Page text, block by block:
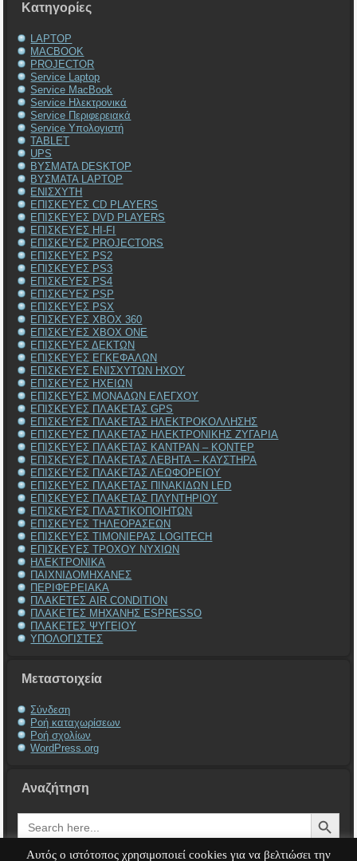
Kατηγορίες
LAPTOP
MACBOOK
PROJECTOR
Service Laptop
Service MacBook
Service Ηλεκτρονικά
Service Περιφερειακά
Service Υπολογιστή
TABLET
UPS
ΒΥΣΜΑΤΑ DESKTOP
ΒΥΣΜΑΤΑ LAPTOP
ΕΝΙΣΧΥΤΗ
ΕΠΙΣΚΕΥΕΣ CD PLAYERS
ΕΠΙΣΚΕΥΕΣ DVD PLAYERS
ΕΠΙΣΚΕΥΕΣ HI-FI
ΕΠΙΣΚΕΥΕΣ PROJECTORS
ΕΠΙΣΚΕΥΕΣ PS2
ΕΠΙΣΚΕΥΕΣ PS3
ΕΠΙΣΚΕΥΕΣ PS4
ΕΠΙΣΚΕΥΕΣ PSP
ΕΠΙΣΚΕΥΕΣ PSX
ΕΠΙΣΚΕΥΕΣ XBOX 360
ΕΠΙΣΚΕΥΕΣ XBOX ONE
ΕΠΙΣΚΕΥΕΣ ΔΕΚΤΩΝ
ΕΠΙΣΚΕΥΕΣ ΕΓΚΕΦΑΛΩΝ
ΕΠΙΣΚΕΥΕΣ ΕΝΙΣΧΥΤΩΝ ΗΧΟΥ
ΕΠΙΣΚΕΥΕΣ ΗΧΕΙΩΝ
ΕΠΙΣΚΕΥΕΣ ΜΟΝΑΔΩΝ ΕΛΕΓΧΟΥ
ΕΠΙΣΚΕΥΕΣ ΠΛΑΚΕΤΑΣ GPS
ΕΠΙΣΚΕΥΕΣ ΠΛΑΚΕΤΑΣ ΗΛΕΚΤΡΟΚΟΛΛΗΣΗΣ
ΕΠΙΣΚΕΥΕΣ ΠΛΑΚΕΤΑΣ ΗΛΕΚΤΡΟΝΙΚΗΣ ΖΥΓΑΡΙΑ
ΕΠΙΣΚΕΥΕΣ ΠΛΑΚΕΤΑΣ ΚΑΝΤΡΑΝ – ΚΟΝΤΕΡ
ΕΠΙΣΚΕΥΕΣ ΠΛΑΚΕΤΑΣ ΛΕΒΗΤΑ – ΚΑΥΣΤΗΡΑ
ΕΠΙΣΚΕΥΕΣ ΠΛΑΚΕΤΑΣ ΛΕΩΦΟΡΕΙΟΥ
ΕΠΙΣΚΕΥΕΣ ΠΛΑΚΕΤΑΣ ΠΙΝΑΚΙΔΩΝ LED
ΕΠΙΣΚΕΥΕΣ ΠΛΑΚΕΤΑΣ ΠΛΥΝΤΗΡΙΟΥ
ΕΠΙΣΚΕΥΕΣ ΠΛΑΣΤΙΚΟΠΟΙΗΤΩΝ
ΕΠΙΣΚΕΥΕΣ ΤΗΛΕΟΡΑΣΕΩΝ
ΕΠΙΣΚΕΥΕΣ ΤΙΜΟΝΙΕΡΑΣ LOGITECH
ΕΠΙΣΚΕΥΕΣ ΤΡΟΧΟΥ ΝΥΧΙΩΝ
ΗΛΕΚΤΡΟΝΙΚΑ
ΠΑΙΧΝΙΔΟΜΗΧΑΝΕΣ
ΠΕΡΙΦΕΡΕΙΑΚΑ
ΠΛΑΚΕΤΕΣ AIR CONDITION
ΠΛΑΚΕΤΕΣ ΜΗΧΑΝΗΣ ESPRESSO
ΠΛΑΚΕΤΕΣ ΨΥΓΕΙΟΥ
ΥΠΟΛΟΓΙΣΤΕΣ
Μεταστοιχεία
Σύνδεση
Ροή καταχωρίσεων
Ροή σχολίων
WordPress.org
Αναζήτηση
Search
for:
Search Button
Αυτός ο ιστότοπος χρησιμοποιεί cookies για να βελτιώσει την